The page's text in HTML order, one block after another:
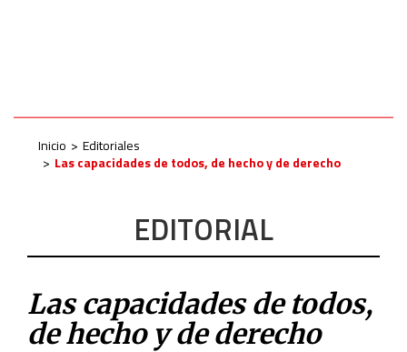
Inicio
Editoriales
Las capacidades de todos, de hecho y de derecho
EDITORIAL
Las capacidades de todos,
de hecho y de derecho